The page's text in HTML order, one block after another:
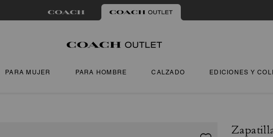
PARA MUJER PARA HOMBRE CALZADO EDICIONES Y